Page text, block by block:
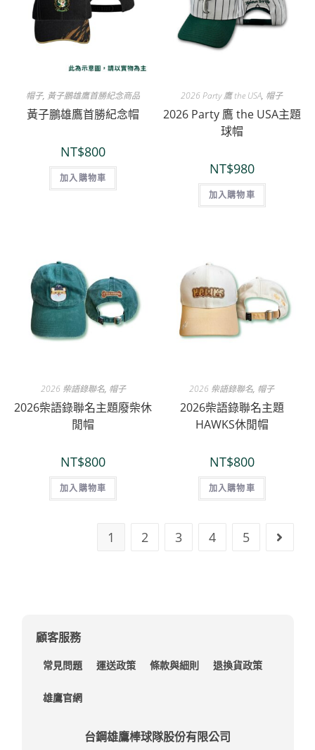
帽子, 黃子鵬雄鷹首勝紀念商品
黃子鵬雄鷹首勝紀念帽
NT$800
加入購物車
2026 Party 鷹 the USA, 帽子
2026 Party 鷹 the USA主題
球帽
NT$980
加入購物車
2026 柴語錄聯名, 帽子
2026柴語錄聯名主題廢柴休
閒帽
NT$800
加入購物車
2026 柴語錄聯名, 帽子
2026柴語錄聯名主題
HAWKS休閒帽
NT$800
加入購物車
1 2 3 4 5
顧客服務
常見問題 運送政策 條款與細則 退換貨政策
雄鷹官網
台鋼雄鷹棒球隊股份有限公司